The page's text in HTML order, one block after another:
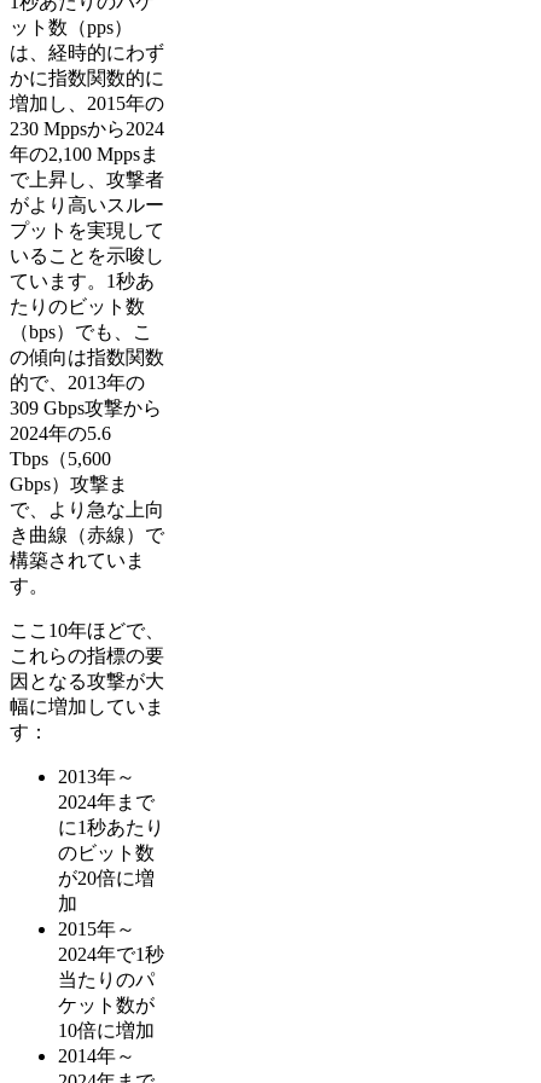
ット数（pps）
は、経時的にわず
かに指数関数的に
増加し、2015年の
230 Mppsから2024
年の2,100 Mppsま
で上昇し、攻撃者
がより高いスルー
プットを実現して
いることを示唆し
ています。1秒あ
たりのビット数
（bps）でも、こ
の傾向は指数関数
的で、2013年の
309 Gbps攻撃から
2024年の5.6
Tbps（5,600
Gbps）攻撃ま
で、より急な上向
き曲線（赤線）で
構築されていま
す。
ここ10年ほどで、
これらの指標の要
因となる攻撃が大
幅に増加していま
す：
2013年～
2024年まで
に1秒あたり
のビット数
が20倍に増
加
2015年～
2024年で1秒
当たりのパ
ケット数が
10倍に増加
2014年～